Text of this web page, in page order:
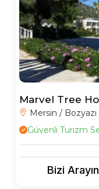
Misafirler
2Yetişkin
Marvel Tree
Mersin / Bozyazı
Güvenli Turizm
Bizi Arayın